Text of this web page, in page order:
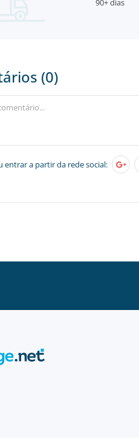
90+ dias
(0)
entrar a partir da rede social: